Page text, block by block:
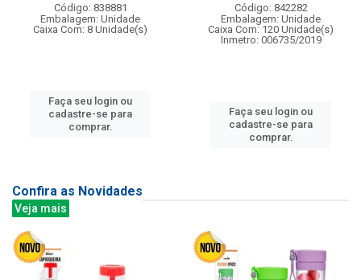
Código: 838881
Embalagem: Unidade
Caixa Com: 8 Unidade(s)
Faça seu login ou
cadastre-se para
comprar.
Código: 842282
Embalagem: Unidade
Caixa Com: 120 Unidade(s)
Inmetro: 006735/2019
Faça seu login ou
cadastre-se para
comprar.
Confira as Novidades
Veja mais